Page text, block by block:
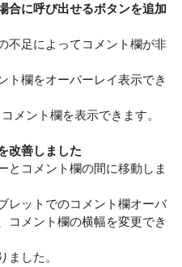
合に呼び出せるボタンを追加
不足によってコメント欄が非
ト欄をオーバーレイ表示でき
メント欄を表示できます。
改善しました
とコメント欄の間に移動しま
レットでのコメント欄オーバ
コメント欄の横幅を変更でき
ました。